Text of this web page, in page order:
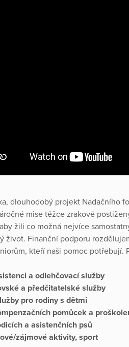
dlouhodobý projekt Nadačního
mise těžce zrakově
žili co možná nejvíce
život. Finanční podporu
kteří naši pomoc potřebují.
a odlehčovací služby
a předčitatelské služby
pro rodiny s dětmi
pomůcek a
a asistenčních psů
zájmové aktivity, sport